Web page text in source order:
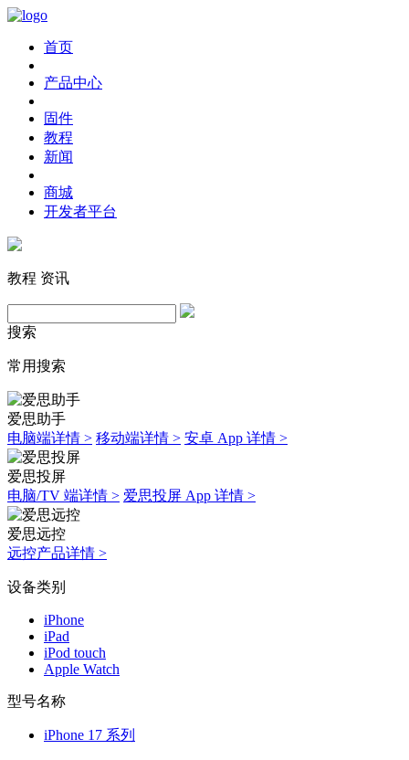
首页
产品中心
固件
教程
新闻
商城
开发者平台
教程 资讯
搜索
常用搜索
爱思助手
电脑端详情 > 移动端详情 > 安卓 App 详情 >
爱思投屏
电脑/TV 端详情 > 爱思投屏 App 详情 >
爱思远控
远控产品详情 >
设备类别
iPhone
iPad
iPod touch
Apple Watch
型号名称
iPhone 17 系列